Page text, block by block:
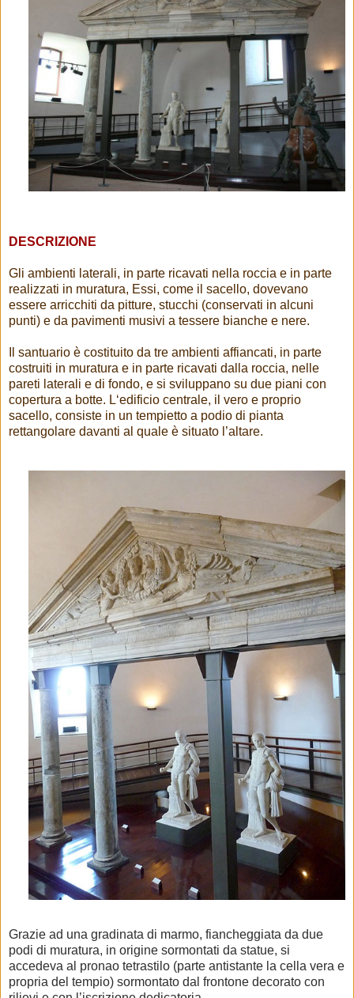
DESCRIZIONE
Gli ambienti laterali, in parte ricavati nella roccia e in parte
realizzati in muratura, Essi, come il sacello, dovevano
essere arricchiti da pitture, stucchi (conservati in alcuni
punti) e da pavimenti musivi a tessere bianche e nere.
Il santuario è costituito da tre ambienti affiancati, in parte
costruiti in muratura e in parte ricavati dalla roccia, nelle
pareti laterali e di fondo, e si sviluppano su due piani con
copertura a botte. L‘edificio centrale, il vero e proprio
sacello, consiste in un tempietto a podio di pianta
rettangolare davanti al quale è situato l’altare.
Grazie ad una gradinata di marmo, fiancheggiata da due
podi di muratura, in origine sormontati da statue, si
accedeva al pronao tetrastilo (parte antistante la cella vera e
propria del tempio) sormontato dal frontone decorato con